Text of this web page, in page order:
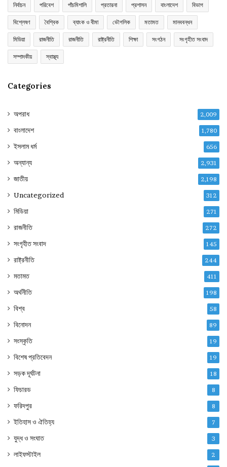
নির্বাচন পরিবেশ পাঁচমিশালি প্রতারনা প্রশাসন বাংলাদেশ বিভাগ
বিশ্লেষণ বৈশ্বিক ব্যাংক ও বীমা ভৌগলিক মতামত মানববন্ধন
মিডিয়া রাজনীতি রাজনীতি রাষ্ট্রনীতি শিক্ষা সংগঠন সংগৃহীত সংবাদ
সম্পাদকীয় স্বাস্থ্য
Categories
অপরাধ 2,009
বাংলাদেশ 1,780
ইসলাম ধর্ম 656
অন্যান্য 2,931
জাতীয় 2,198
Uncategorized 312
মিডিয়া 271
রাজনীতি 272
সংগৃহীত সংবাদ 145
রাষ্ট্রনীতি 244
মতামত 411
অর্থনীতি 198
বিশ্ব 58
বিনোদন 89
সংস্কৃতি 19
বিশেষ প্রতিবেদন 19
সড়ক দূর্ঘটনা 18
ফিচারড 8
ফরিদপুর 8
ইতিহাস ও ঐতিহ্য 7
যুদ্ধ ও সংঘাত 3
লাইফস্টাইল 2